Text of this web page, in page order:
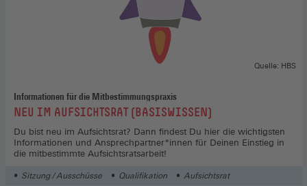
Informationen für die Mitbestimmungspraxis
:NEU IM AUFSICHTSRAT (BASISWISSEN)
Quelle: HBS
Du bist neu im Aufsichtsrat? Dann findest Du hier die wichtigsten
Informationen und Ansprechpartner*innen für Deinen Einstieg in
die mitbestimmte Aufsichtsratsarbeit!
Sitzung / Ausschüsse Qualifikation Aufsichtsrat